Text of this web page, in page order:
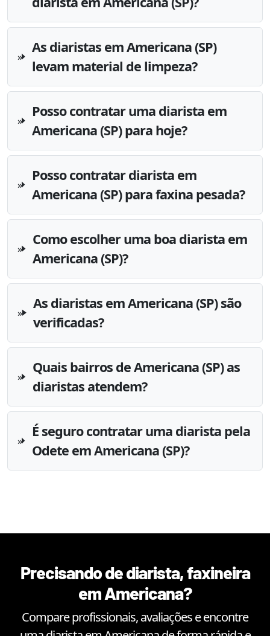
As diaristas em Americana (SP)
levam material de limpeza?
Posso contratar uma diarista em
Americana (SP) para hoje?
Posso contratar diarista em
Americana (SP) para faxina pesada?
Como escolher uma boa diarista em
Americana (SP)?
As diaristas em Americana (SP) são
verificadas?
Quais bairros de Americana (SP) as
diaristas atendem?
É seguro contratar uma diarista pela
Odete em Americana (SP)?
Precisando de diarista, faxineira
emAmericana?
Compare profissionais, avaliações e encontre